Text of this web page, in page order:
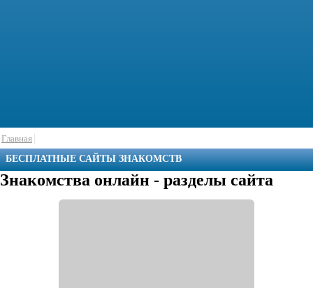
Главная
БЕСПЛАТНЫЕ САЙТЫ ЗНАКОМСТВ
Знакомства онлайн - разделы сайта